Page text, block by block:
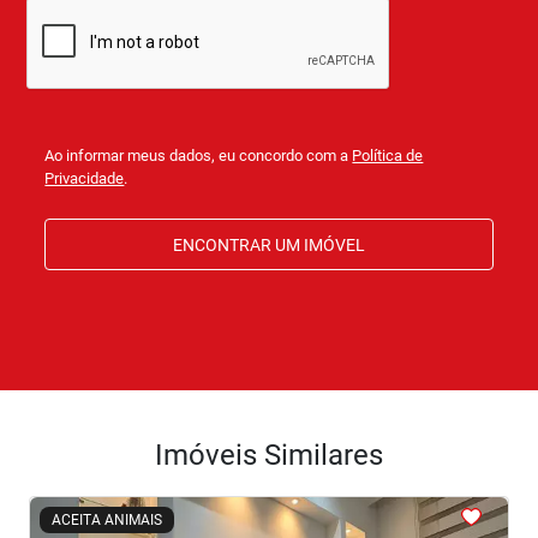
Ao informar meus dados, eu concordo com a Política de
Privacidade.
ENCONTRAR UM IMÓVEL
Imóveis Similares
ACEITA ANIMAIS
<<<<